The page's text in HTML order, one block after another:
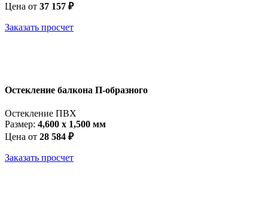
Цена от 37 157 ₽
Заказать просчет
Остекление балкона П-образного
Остекление ПВХ
Размер: 4,600 x 1,500 мм
Цена от 28 584 ₽
Заказать просчет